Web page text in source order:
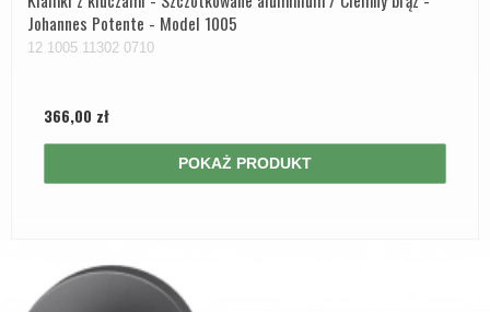
Johannes Potente - Model 1005
12 1005 11302 0710
366,00 zł
POKAŻ PRODUKT